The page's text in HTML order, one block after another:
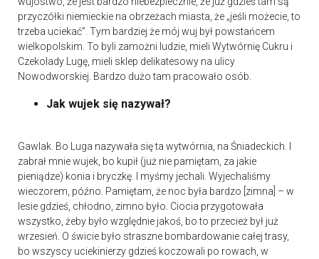
przyczółki niemieckie na obrzeżach miasta, że „jeśli możecie, to
trzeba uciekać”. Tym bardziej że mój wuj był powstańcem
wielkopolskim. To byli zamożni ludzie, mieli Wytwórnię Cukru i
Czekolady Lugę, mieli sklep delikatesowy na ulicy
Nowodworskiej. Bardzo dużo tam pracowało osób.
Jak wujek się nazywał?
Gawlak. Bo Luga nazywała się ta wytwórnia, na Śniadeckich. I
zabrał mnie wujek, bo kupił (już nie pamiętam, za jakie
pieniądze) konia i bryczkę. I myśmy jechali. Wyjechaliśmy
wieczorem, późno. Pamiętam, że noc była bardzo [zimna] – w
lesie gdzieś, chłodno, zimno było. Ciocia przygotowała
wszystko, żeby było względnie jakoś, bo to przecież był już
wrzesień. O świcie było straszne bombardowanie całej trasy,
bo wszyscy uciekinierzy gdzieś koczowali po rowach, w